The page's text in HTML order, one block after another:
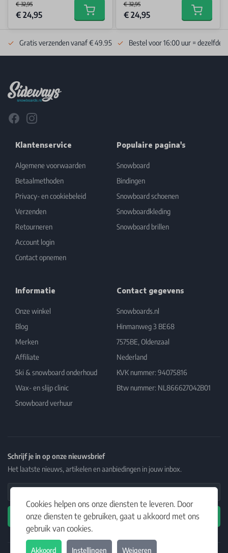
€ 32,95
Special Price
€ 24,95 Add to cart
€ 32,95
Special Price
€ 24,95 Add to
Cookies helpen ons onze diensten te leveren. Door
onze diensten te gebruiken, gaat u akkoord met ons
gebruik van cookies.
Akkoord Instellingen Weigeren
Gratis verzenden vanaf € 49.95 Bestel voor 16:00 uur = dezelfde
FacebookInstagram
Klantenservice
Algemene voorwaarden
Betaalmethoden
Privacy- en cookiebeleid
Verzenden
Retourneren
Account login
Contact opnemen
Populaire pagina's
Snowboard
Bindingen
Snowboard schoenen
Snowboardkleding
Snowboard brillen
Informatie
Onze winkel
Blog
Merken
Affiliate
Ski & snowboard onderhoud
Wax- en slijp clinic
Snowboard verhuur
Contact gegevens
Snowboards.nl
Hinmanweg 3 BE68
7575BE, Oldenzaal
Nederland
KVK nummer: 94075816
Btw nummer: NL866627042B01
Schrijf je in op onze nieuwsbrief
Het laatste nieuws, artikelen en aanbiedingen in jouw inbox.
Email Address
Abonneren